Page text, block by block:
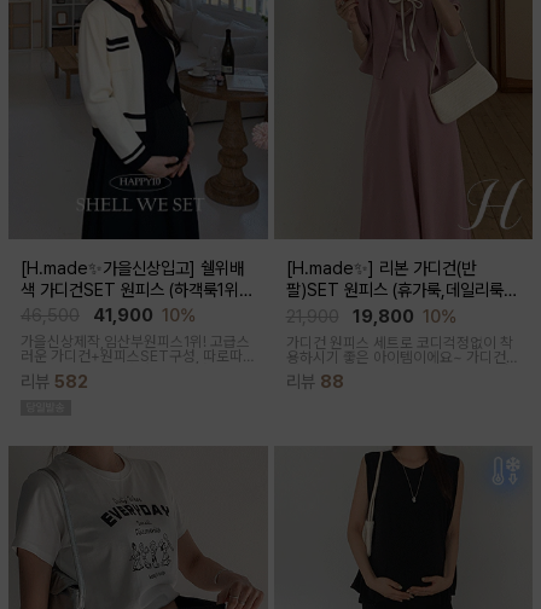
[H.made✨가을신상입고] 쉘위배
색 가디건SET 원피스 (하객룩1위/
고급미/가디건SET/임산부,출산후,
누구나예쁜핏)
41,900 10%
가을신상제작,임산부원피스1위! 고급스
러운 가디건+원피스SET구성, 따로따
리뷰 582
[H.made✨] 리본 가디건(반
팔)SET 원피스 (휴가룩,데일리룩/
체형완벽커버/임산부,출산후 누구나
OK)
19,800 10%
가디건 원피스 세트로 코디걱정없이 착
용하시기 좋은 아이템이에요~ 가디건
배색라인과 리본매듭으로 포인트를 줘
꾸안꾸룩으로 활용하기 좋아요
리뷰 88